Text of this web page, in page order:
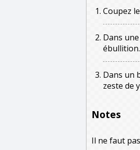
Coupez
Dans
Dans un
zeste de
Notes
Il ne faut